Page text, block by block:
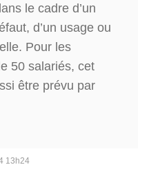
le cadre d’un
d’un usage ou
Pour les
50 salariés, cet
être prévu par
13h24